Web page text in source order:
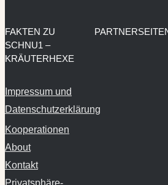
SCHNU1 –
KRÄUTERHEXE
Datenschutzerklärung
Kooperationen
About
Kontakt
Privatsphäre-
Einstellungen